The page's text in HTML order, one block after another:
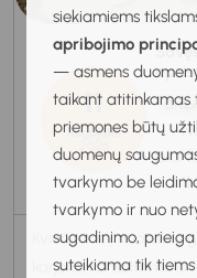
siekiamiems
apribojimo
— asmens
taikant atitinkamas
priemones būtų
duomenų
tvarkymo be
tvarkymo ir nuo
sugadinimo,
suteikiama tik
11
Rugpjūtis
Kviečiame į nuotolinę
karjeros konsultante